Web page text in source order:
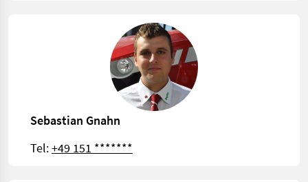
Sebastian Gnahn
Tel:+49 151 *******